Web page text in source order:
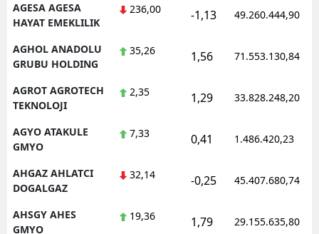
AGESA AGESA
HAYAT EMEKLILIK
236,00 -1,13 49.260.444,90
AGHOL ANADOLU
GRUBU HOLDING
35,26 1,56 71.553.130,84
AGROT AGROTECH
TEKNOLOJI
2,35 1,29 33.828.248,20
AGYO ATAKULE
GMYO
7,33 0,41 1.486.420,23
AHGAZ AHLATCI
DOGALGAZ
32,14 -0,25 45.407.680,74
AHSGY AHES
GMYO
19,36 1,79 29.155.635,80